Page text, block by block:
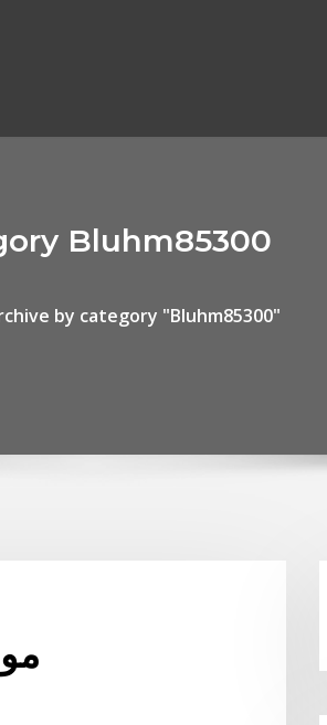
Bluhm85300
by category "Bluhm85300"